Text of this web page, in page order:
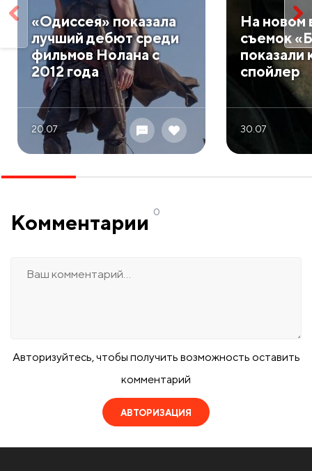
«Одиссея» показала
лучший дебют среди
фильмов Нолана с
2012 года
20.07
На новом
съемок
показали
спойлер
30.07
Комментарии 0
Авторизуйтесь, чтобы получить возможность оставить
комментарий
АВТОРИЗАЦИЯ